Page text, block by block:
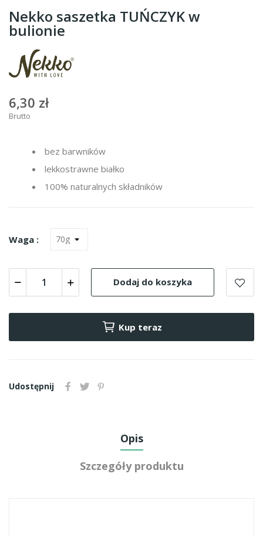
Nekko saszetka TUŃCZYK w
bulionie
6,30 zł
Brutto
bez barwników
lekkostrawne białko
100% naturalnych składników
Waga :
Dodaj do koszyka
Kup teraz
Udostępnij
Opis
Szczegóły produktu